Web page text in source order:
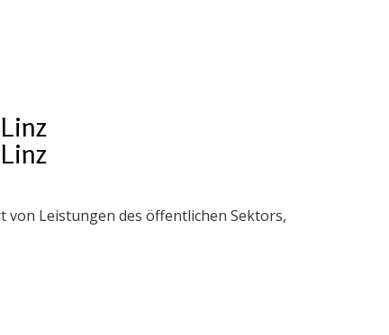
Leistungen des öffentlichen Sektors,